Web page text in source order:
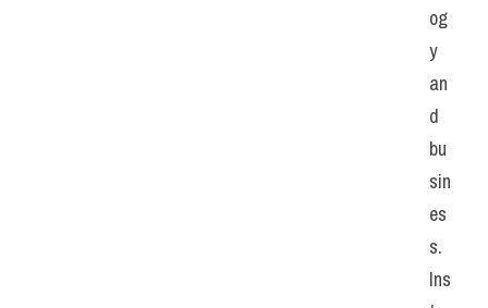
og
y
an
d
bu
sin
es
s.
Ins